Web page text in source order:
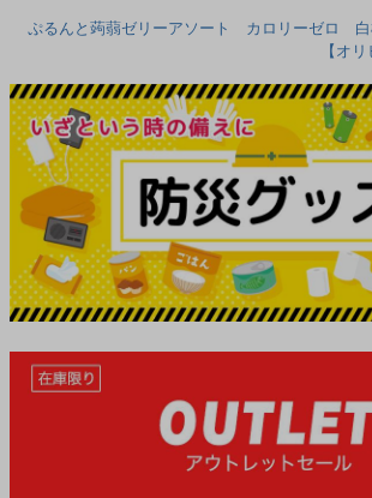
ぷるんと蒟蒻ゼリーアソート カロリーゼロ
【オ